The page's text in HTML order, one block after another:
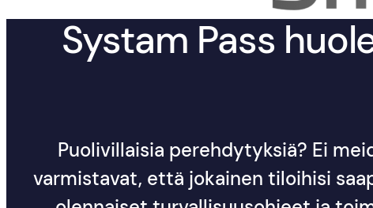
Systam Pass
Puolivillaisia perehdytyksiä? Ei
varmistavat, että jokainen tiloihisi